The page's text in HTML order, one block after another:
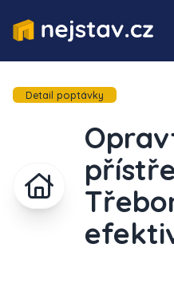
Detail poptávky